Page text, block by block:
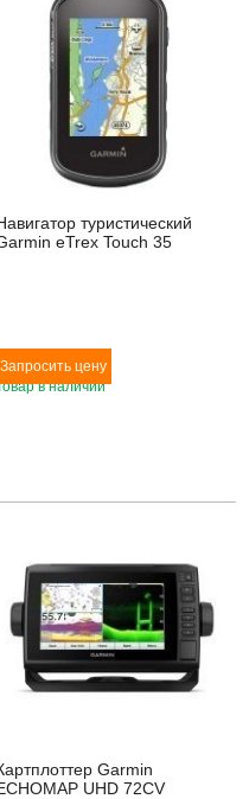
туристический
eTrex Touch 35
в наличии
Garmin
UHD 72CV